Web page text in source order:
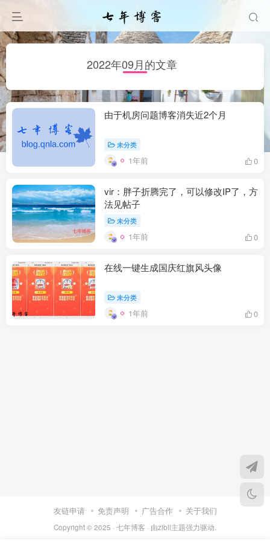
2022年09月的文章
由于机房问题博客消失近2个月
未分类
1年前 0
vir：胖子折腾完了，可以修改IP了，方
法见帖子
未分类
1年前 0
在线一键生成国庆红旗风头像
未分类
1年前 0
友链申请 免责声明 广告合作 关于我们
Copyright © 2025 · 七年博客 · 由zibll主题强力驱动.